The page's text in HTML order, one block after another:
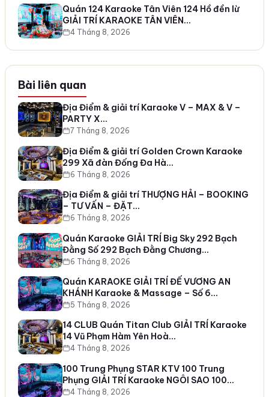
Quán 124 Karaoke Tân Viên 124 Hồ đền lừ
GIẢI TRÍ KARAOKE TÂN VIÊN…
4 Tháng 8, 2026
Bài liên quan
Địa Điểm & giải trí Karaoke V – MAX & V –
PARTY X…
7 Tháng 8, 2026
Địa Điểm & giải trí Golden Crown Karaoke
299 Xã đàn Đống Đa Hà…
6 Tháng 8, 2026
Địa Điểm & giải trí THƯỢNG HẢI – BOOKING
– TƯ VẤN – ĐẶT…
6 Tháng 8, 2026
Quán Karaoke GIẢI TRÍ Big Sky 292 Bạch
Đằng Số 292 Bạch Đằng Chương…
6 Tháng 8, 2026
Quán KARAOKE GIẢI TRÍ ĐẾ VƯƠNG AN
KHÁNH Karaoke & Massage – Số 6…
5 Tháng 8, 2026
14 CLUB Quán Titan Club GIẢI TRÍ Karaoke
14 Vũ Phạm Hàm Yên Hoà…
4 Tháng 8, 2026
100 Trung Phụng STAR KTV 100 Trung
Phụng GIẢI TRÍ Karaoke NGÔI SAO 100…
4 Tháng 8, 2026